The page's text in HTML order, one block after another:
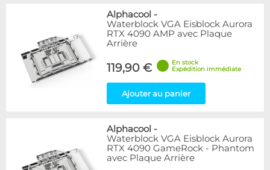
Alphacool -
Waterblock VGA Eisblock Aurora
RTX 4090 AMP avec Plaque
Arrière
119,90 €
En stock
Expédition immédiate
Ajouter au panier
Alphacool -
Waterblock VGA Eisblock Aurora
RTX 4090 GameRock - Phantom
avec Plaque Arrière